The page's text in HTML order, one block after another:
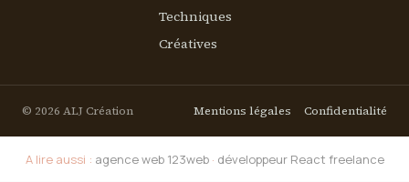
Techniques
Créatives
© 2026 ALJ Création Mentions légales Confidentialité
A lire aussi : agence web 123web· développeur React freelance